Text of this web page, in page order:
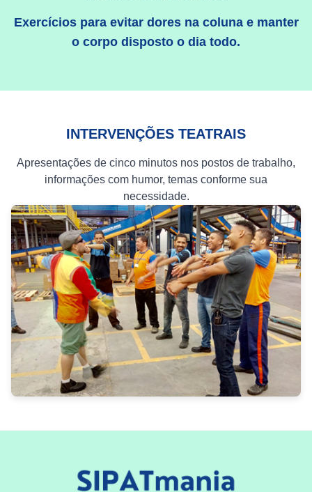
Exercícios para evitar dores na coluna e manter
o corpo disposto o dia todo.
INTERVENÇÕES TEATRAIS
Apresentações de cinco minutos nos postos de trabalho,
informações com humor, temas conforme sua
necessidade.